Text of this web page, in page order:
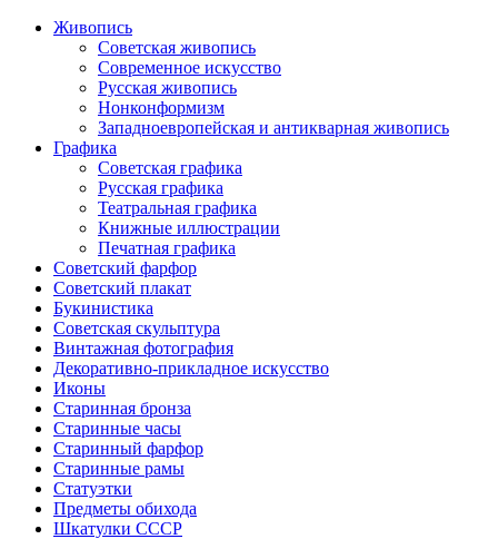
Живопись
Советская живопись
Современное искусство
Русская живопись
Нонконформизм
Западноевропейская и антикварная живопись
Графика
Советская графика
Русская графика
Театральная графика
Книжные иллюстрации
Печатная графика
Советский фарфор
Советский плакат
Букинистика
Советская скульптура
Винтажная фотография
Декоративно-прикладное искусство
Иконы
Старинная бронза
Старинные часы
Старинный фарфор
Старинные рамы
Статуэтки
Предметы обихода
Шкатулки СССР